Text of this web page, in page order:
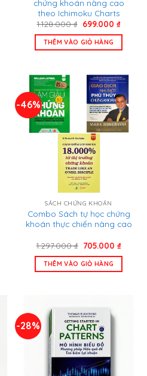
chứng khoán nâng cao
theo Ichimoku Charts
1.128.000₫ Giá
là:
1.128.000 ₫.
699.000 ₫Giá
tại
THÊM VÀO GIỎ HÀNG
-46%
SÁCH CHỨNG KHOÁN
Combo Sách tự học chứng
khoán thực chiến nâng cao
1.297.000₫ Giá
là:
1.297.000 ₫.
705.000 ₫Giá
tại
THÊM VÀO GIỎ HÀNG
-28%